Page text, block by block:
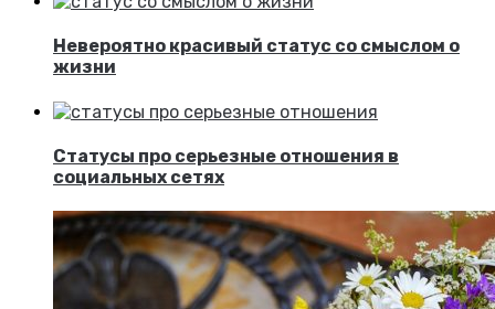
Невероятно красивый статус со смыслом о
жизни
Статусы про серьезные отношения в
социальных сетях